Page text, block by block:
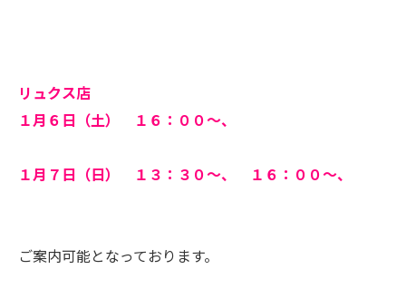
リュクス店
１月６日（土） １６：００～、
１月７日（日） １３：３０～、 １６：００～、
ご案内可能となっております。